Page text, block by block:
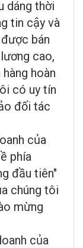
dáng thời
tin cậy và
bán
cao,
hoàn
có uy tín
đối tác
của
phía
đầu tiên"
chúng tôi
mừng
của